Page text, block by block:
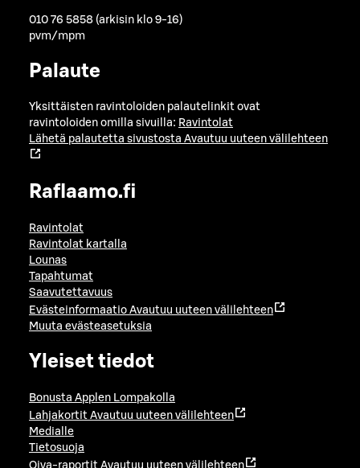
010 76 5858 (arkisin klo 9-16)
pvm/mpm
Palaute
Yksittäisten ravintoloiden palautelinkit ovat
ravintoloiden omilla sivuilla: Ravintolat
Lähetä palautetta sivustosta Avautuu uuteen välilehteen
Raflaamo.fi
Ravintolat
Ravintolat kartalla
Lounas
Tapahtumat
Saavutettavuus
Evästeinformaatio Avautuu uuteen välilehteen
Muuta evästeasetuksia
Yleiset tiedot
Bonusta Applen Lompakolla
Lahjakortit Avautuu uuteen välilehteen
Medialle
Tietosuoja
Oiva-raportit Avautuu uuteen välilehteen